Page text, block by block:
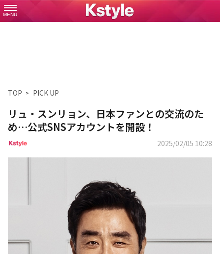
MENU
TOP PICK UP
リュ・スンリョン、日本ファンとの交流のた
め…公式SNSアカウントを開設！
2025/02/05 10:28